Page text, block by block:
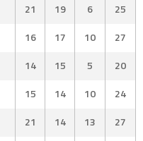
21 19 6
25
16 17 10
27
14 15 5
20
15 14 10
24
21 14 13
27